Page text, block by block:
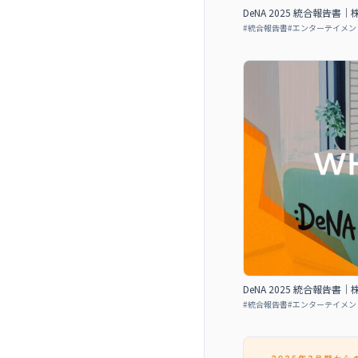
DeNA 2025 統合報告書｜
#統合報告書#エンターテイメ
DeNA 2025 統合報告書｜
#統合報告書#エンターテイメ